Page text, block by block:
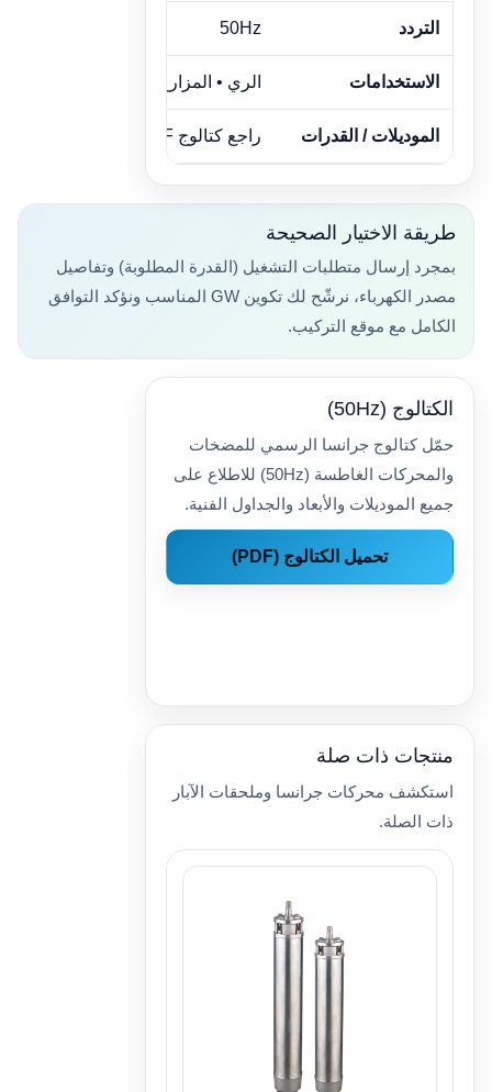
التردد 50Hz
الاستخدامات الري • المزارع • تغذية مياه الآبار
الموديلات / القدرات راجع كتالوج PDF
طريقة الاختيار الصحيحة
بمجرد إرسال متطلبات التشغيل (القدرة المطلوبة) وتفاصيل
مصدر الكهرباء، نرشّح لك تكوين GW المناسب ونؤكد التوافق
الكامل مع موقع التركيب.
الكتالوج (50Hz)
حمّل كتالوج جرانسا الرسمي للمضخات
والمحركات الغاطسة (50Hz) للاطلاع على
جميع الموديلات والأبعاد والجداول الفنية.
تحميل الكتالوج (PDF)
منتجات ذات صلة
استكشف محركات جرانسا وملحقات الآبار
ذات الصلة.